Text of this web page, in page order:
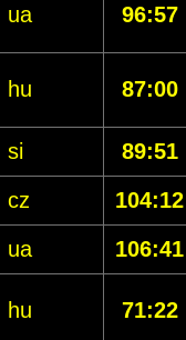
ua 96:57
hu 87:00
si
89:51
cz
104:12
ua 106:41
hu 71:22